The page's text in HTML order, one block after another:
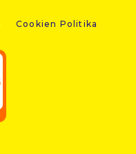
Cookien Politika